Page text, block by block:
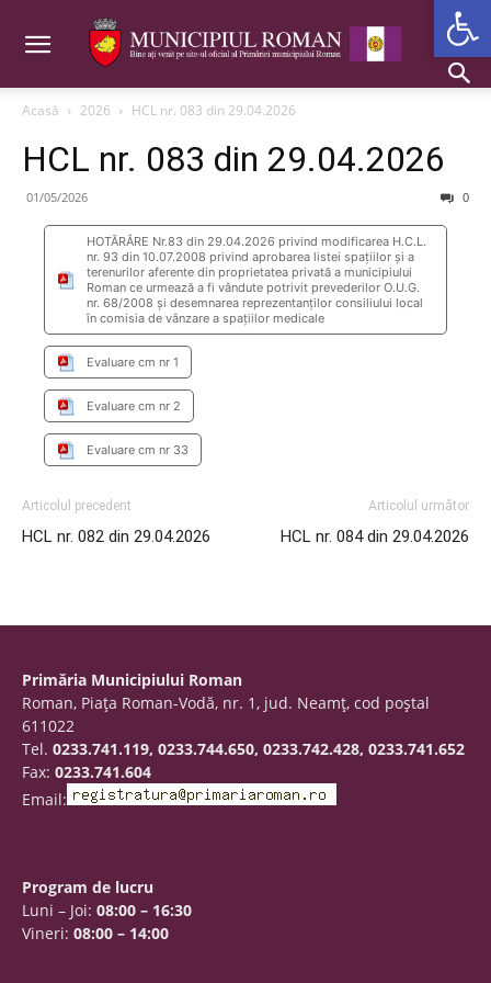
Acasă 2026 HCL nr. 083 din 29.04.2026
HCL nr. 083 din 29.04.2026
01/05/2026 0
HOTĂRÂRE Nr.83 din 29.04.2026 privind modificarea H.C.L.
nr. 93 din 10.07.2008 privind aprobarea listei spațiilor și a
terenurilor aferente din proprietatea privată a municipiului
Roman ce urmează a fi vândute potrivit prevederilor O.U.G.
nr. 68/2008 și desemnarea reprezentanților consiliului local
în comisia de vânzare a spațiilor medicale
Evaluare cm nr 1
Evaluare cm nr 2
Evaluare cm nr 33
Articolul precedent
HCL nr. 082 din 29.04.2026
Articolul următor
HCL nr. 084 din 29.04.2026
Primăria Municipiului Roman
Roman, Piaţa Roman-Vodă, nr. 1, jud. Neamţ, cod poştal
611022
Tel. 0233.741.119, 0233.744.650, 0233.742.428, 0233.741.652
Fax: 0233.741.604
Email:
Program de lucru
Luni – Joi: 08:00 – 16:30
Vineri: 08:00 – 14:00